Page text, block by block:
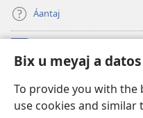
Bix u meyaj a datos
To provide you with the
use cookies and similar
Áantaj
(opens
new
Biblioteca ich Internet tiʼ
(opens
new